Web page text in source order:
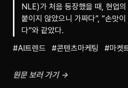
NLE)가 처음 등장했을 때, 현업
붙이지 않았으니 가짜다”, “손맛
다”와 같았다.
#AI트렌드   #콘텐츠마케팅   #마켓
원문 보러 가기 →